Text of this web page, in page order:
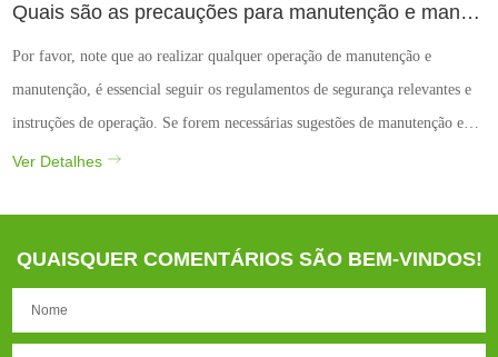
Quais são as precauções para manutenção e manutenção de fusíveis de alta e baixa tensão?
Por favor, note que ao realizar qualquer operação de manutenção e
manutenção, é essencial seguir os regulamentos de segurança relevantes e
instruções de operação. Se forem necessárias sugestões de manutenção e
manutenção mais específicas, consulte o manual do usuário do fusível ou
Ver Detalhes
QUAISQUER COMENTÁRIOS SÃO BEM-VINDOS!